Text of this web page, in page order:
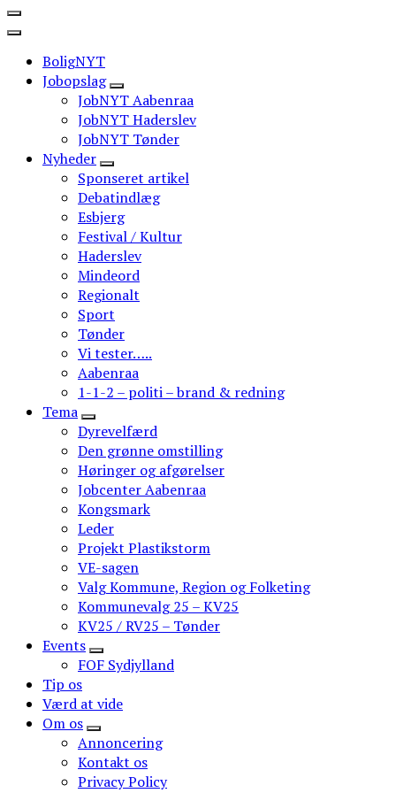
BoligNYT
Jobopslag
JobNYT Aabenraa
JobNYT Haderslev
JobNYT Tønder
Nyheder
Sponseret artikel
Debatindlæg
Esbjerg
Festival / Kultur
Haderslev
Mindeord
Regionalt
Sport
Tønder
Vi tester…..
Aabenraa
1-1-2 – politi – brand & redning
Tema
Dyrevelfærd
Den grønne omstilling
Høringer og afgørelser
Jobcenter Aabenraa
Kongsmark
Leder
Projekt Plastikstorm
VE-sagen
Valg Kommune, Region og Folketing
Kommunevalg 25 – KV25
KV25 / RV25 – Tønder
Events
FOF Sydjylland
Tip os
Værd at vide
Om os
Annoncering
Kontakt os
Privacy Policy